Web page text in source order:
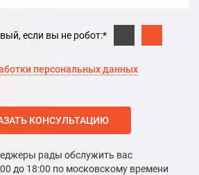
если вы не робот:*
персональных данных
КОНСУЛЬТАЦИЮ
рады обслужить вас
до 18:00 по московскому времени